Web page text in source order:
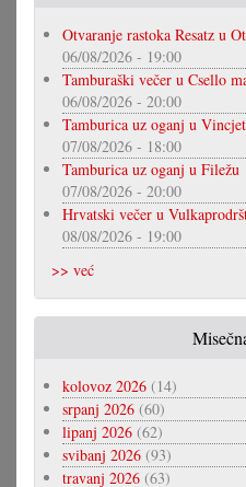
Otvaranje rastoka Resatz u
06/08/2026 - 19:00
Tamburaški večer u Csello
06/08/2026 - 20:00
Tamburica uz oganj u
07/08/2026 - 18:00
Tamburica uz oganj u Filežu
07/08/2026 - 20:00
Hrvatski večer u
08/08/2026 - 19:00
>> već
kolovoz 2026 (14)
srpanj 2026 (60)
lipanj 2026 (62)
svibanj 2026 (93)
travanj 2026 (63)